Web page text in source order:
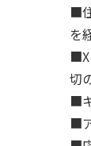
■
を
■X
切
■
■